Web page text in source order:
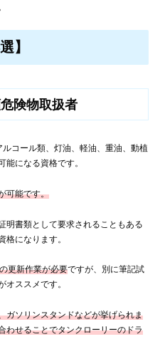
】
険物取扱者
コール類、灯油、軽油、重油、動植
になる資格です。
可能です。
明書類として要求されることもある
格になります。
更新作業が必要ですが、別に筆記試
オススメです。
ガソリンスタンドなどが挙げられま
わせることでタンクローリーのドラ